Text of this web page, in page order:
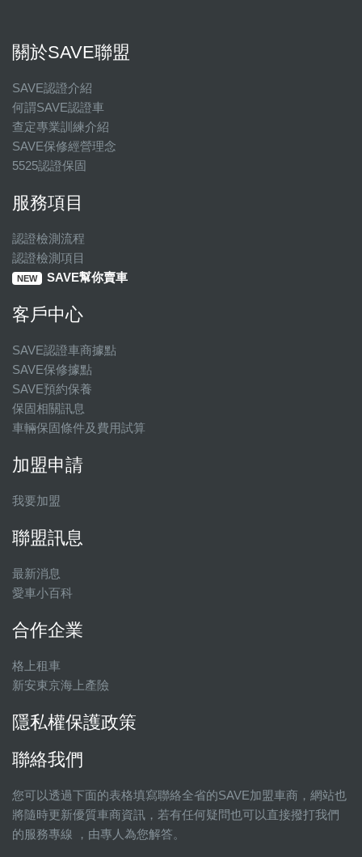
關於SAVE聯盟
SAVE認證介紹
何謂SAVE認證車
查定專業訓練介紹
SAVE保修經營理念
5525認證保固
服務項目
認證檢測流程
認證檢測項目
NEW SAVE幫你賣車
客戶中心
SAVE認證車商據點
SAVE保修據點
SAVE預約保養
保固相關訊息
車輛保固條件及費用試算
加盟申請
我要加盟
聯盟訊息
最新消息
愛車小百科
合作企業
格上租車
新安東京海上產險
隱私權保護政策
聯絡我們
您可以透過下面的表格填寫聯絡全省的SAVE加盟車商，網站也
將隨時更新優質車商資訊，若有任何疑問也可以直接撥打我們
的服務專線 ，由專人為您解答。